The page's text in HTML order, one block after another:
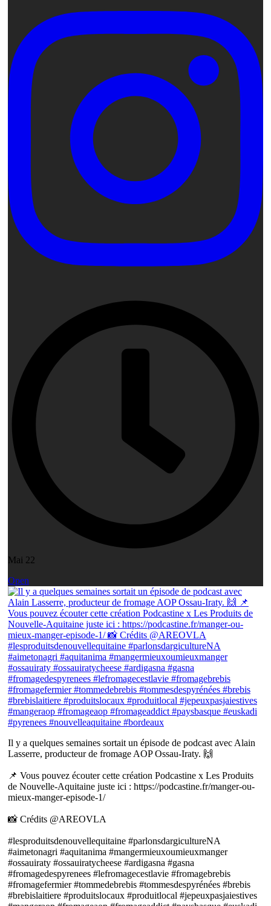
Mai 22
Open
Il y a quelques semaines sortait un épisode de podcast avec Alain
Lasserre, producteur de fromage AOP Ossau-Iraty. 🙌
📌 Vous pouvez écouter cette création Podcastine x Les Produits
de Nouvelle-Aquitaine juste ici : https://podcastine.fr/manger-ou-
mieux-manger-episode-1/
📸 Crédits @AREOVLA
#lesproduitsdenouvellequitaine #parlonsdargicultureNA
#aimetonagri #aquitanima #mangermieuxoumieuxmanger
#ossauiraty #ossauiratycheese #ardigasna #gasna
#fromagedespyrenees #lefromagecestlavie #fromagebrebis
#fromagefermier #tommedebrebis #tommesdespyrénées #brebis
#brebislaitiere #produitslocaux #produitlocal #jepeuxpasjaiestives